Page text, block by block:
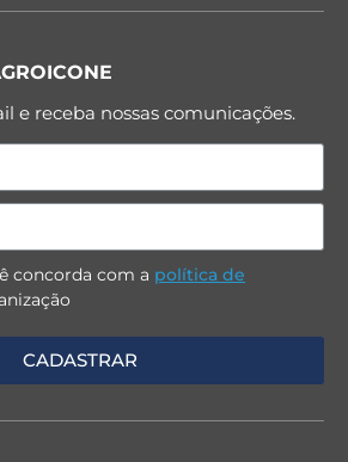
e receba nossas comunicações.
concorda com a política de